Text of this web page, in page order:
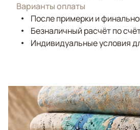
Варианты оплаты
После примерки и
Безналичный расчёт по
Индивидуальные условия